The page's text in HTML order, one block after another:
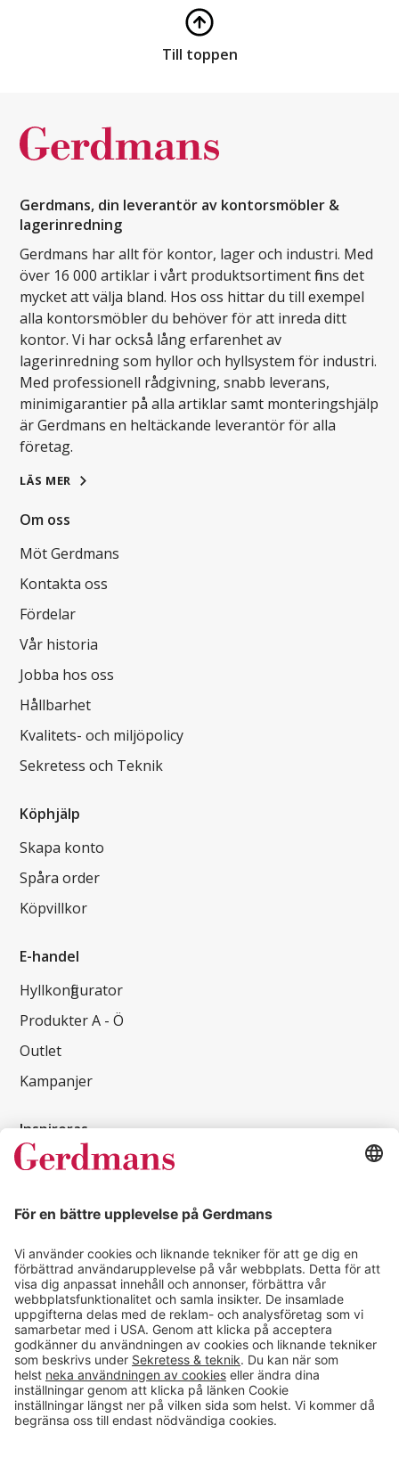
Till toppen
Gerdmans, din leverantör av kontorsmöbler &
lagerinredning
Gerdmans har allt för kontor, lager och industri. Med
över 16 000 artiklar i vårt produktsortiment finns det
mycket att välja bland. Hos oss hittar du till exempel
alla kontorsmöbler du behöver för att inreda ditt
kontor. Vi har också lång erfarenhet av
lagerinredning som hyllor och hyllsystem för industri.
Med professionell rådgivning, snabb leverans,
minimigarantier på alla artiklar samt monteringshjälp
är Gerdmans en heltäckande leverantör för alla
företag.
LÄS MER
Om oss
Möt Gerdmans
Kontakta oss
Fördelar
Vår historia
Jobba hos oss
Hållbarhet
Kvalitets- och miljöpolicy
Sekretess och Teknik
Köphjälp
Skapa konto
Spåra order
Köpvillkor
E-handel
Hyllkonfigurator
Produkter A - Ö
Outlet
Kampanjer
Inspireras
Kundcase
Läsvärt
Kontakt
info@gerdmans.se
0433-740 80
Kundservice öppettider
Vardagar 07.30-17.00